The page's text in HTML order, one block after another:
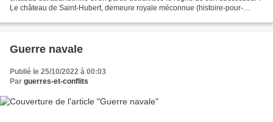
Le château de Saint-Hubert, demeure royale méconnue (histoire-pour-
Guerre navale
Publié le 25/10/2022 à 00:03
Par guerres-et-conflits